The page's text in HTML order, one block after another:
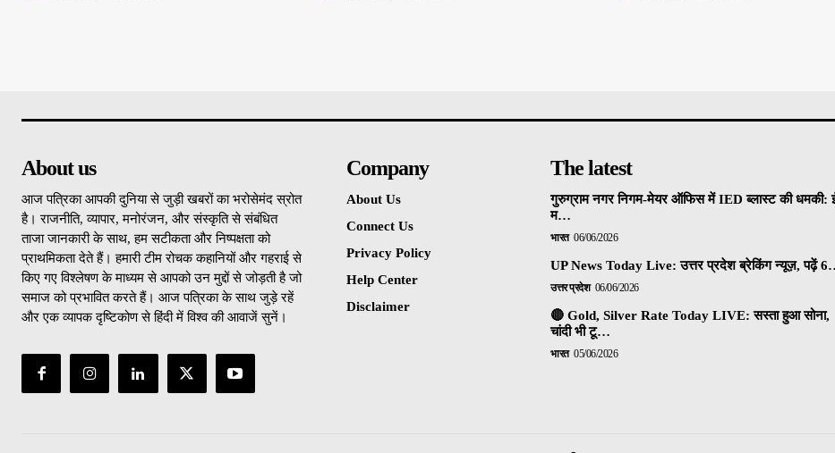
About us
आज पत्रिका आपकी दुनिया से जुड़ी खबरों का भरोसेमंद स्रोत
है। राजनीति, व्यापार, मनोरंजन, और संस्कृति से संबंधित
ताजा जानकारी के साथ, हम सटीकता और निष्पक्षता को
प्राथमिकता देते हैं। हमारी टीम रोचक कहानियों और गहराई से
किए गए विश्लेषण के माध्यम से आपको उन मुद्दों से जोड़ती है जो
समाज को प्रभावित करते हैं। आज पत्रिका के साथ जुड़े रहें
और एक व्यापक दृष्टिकोण से हिंदी में विश्व की आवाजें सुनें।
Company
About Us
Connect Us
Privacy Policy
Help Center
Disclaimer
The latest
गुरुग्राम नगर निगम-मेयर ऑफिस में IED ब्लास्ट की धमकी:
म…
भारत 06/06/2026
UP News Today Live: उत्तर प्रदेश ब्रेकिंग न्यूज़, पढ़ें
उत्तर प्रदेश 06/06/2026
🔴 Gold, Silver Rate Today LIVE: सस्ता हुआ सोना,
चांदी भी टू…
भारत 05/06/2026